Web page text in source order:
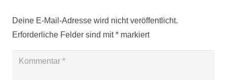
Deine E-Mail-Adresse wird nicht veröffentlicht.
Erforderliche Felder sind mit* markiert